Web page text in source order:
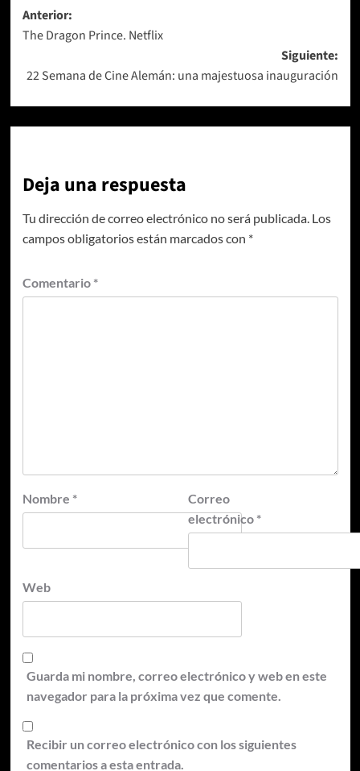
Navegación
de
entradas
Anterior:
The Dragon Prince. Netflix
Siguiente:
22 Semana de Cine Alemán: una majestuosa inauguración
Deja una respuesta
Tu dirección de correo electrónico no será publicada. Los
campos obligatorios están marcados con *
Comentario *
Nombre *
Correo
electrónico *
Web
Guarda mi nombre, correo electrónico y web en este
navegador para la próxima vez que comente.
Recibir un correo electrónico con los siguientes
comentarios a esta entrada.